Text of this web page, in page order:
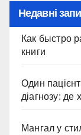
Недавні
Как быстро
книги
Один
діагнозу: де
Мангал у